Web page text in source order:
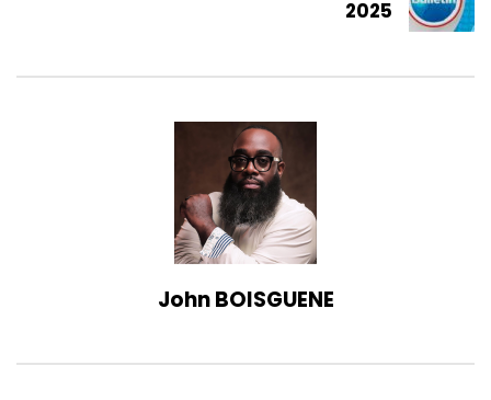
2025
John BOISGUENE